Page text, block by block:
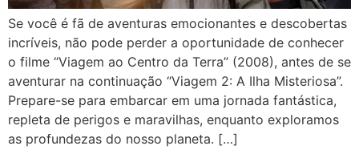
Se você é fã de aventuras emocionantes e descobertas
incríveis, não pode perder a oportunidade de conhecer
o filme “Viagem ao Centro da Terra” (2008), antes de se
aventurar na continuação “Viagem 2: A Ilha Misteriosa”.
Prepare-se para embarcar em uma jornada fantástica,
repleta de perigos e maravilhas, enquanto exploramos
as profundezas do nosso planeta. […]